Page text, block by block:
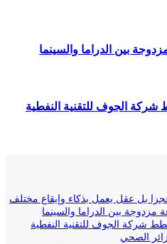
بين الدراما والسينما
الجوف للتقنية النفطية
بين الدراما والسينما
شركة الجوف للتقنية النفطية
الصحي